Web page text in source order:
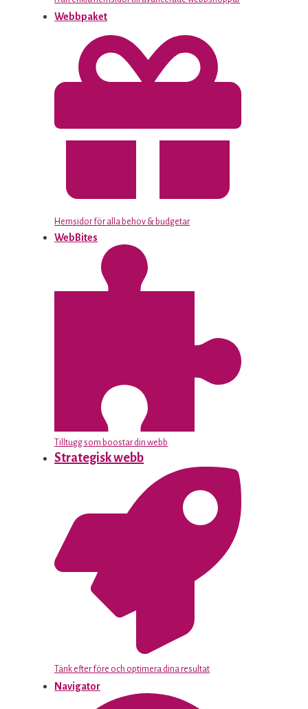
Webbpaket
Hemsidor för alla behov & budgetar
WebBites
Tilltugg som boostar din webb
Strategisk webb
Tänk efter före och optimera dina resultat
Navigator